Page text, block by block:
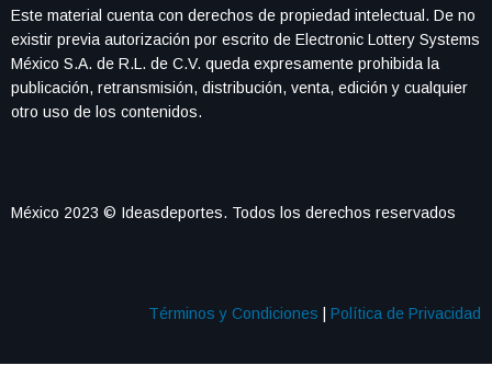
Este material cuenta con derechos de propiedad intelectual. De no
existir previa autorización por escrito de Electronic Lottery Systems
México S.A. de R.L. de C.V. queda expresamente prohibida la
publicación, retransmisión, distribución, venta, edición y cualquier
otro uso de los contenidos.
México 2023 © Ideasdeportes. Todos los derechos reservados
Términos y Condiciones | Política de Privacidad